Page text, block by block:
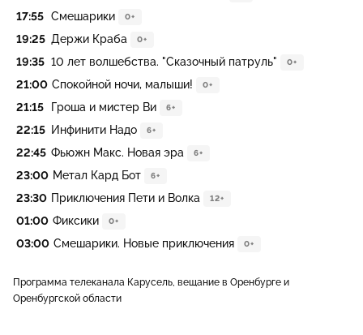
17:55 Смешарики 0+
19:25 Держи Краба 0+
19:35 10 лет волшебства. "Сказочный патруль" 0+
21:00 Спокойной ночи, малыши! 0+
21:15 Гроша и мистер Ви 6+
22:15 Инфинити Надо 6+
22:45 Фьюжн Макс. Новая эра 6+
23:00 Метал Кард Бот 6+
23:30 Приключения Пети и Волка 12+
01:00 Фиксики 0+
03:00 Смешарики. Новые приключения 0+
Программа телеканала Карусель, вещание в Оренбурге и
Оренбургской области